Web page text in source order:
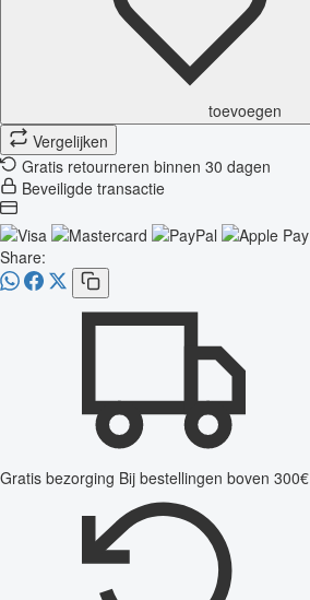
toevoegen
Vergelijken
Gratis retourneren binnen 30 dagen
Beveiligde transactie
Share:
Gratis bezorging Bij bestellingen boven 300€